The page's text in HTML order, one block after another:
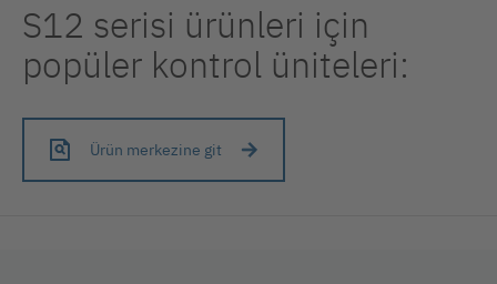
S12 serisi ürünleri için
popüler kontrol üniteleri:
Ürün merkezine git